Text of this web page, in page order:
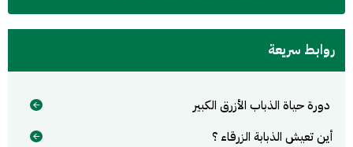
روابط سريعة
دورة حياة الذباب الأزرق الكبير
أين تعيش الذبابة الزرقاء ؟